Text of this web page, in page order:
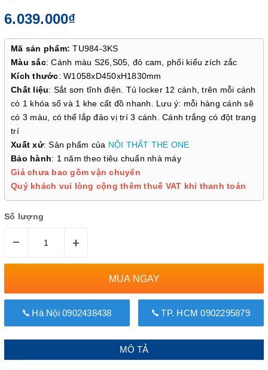
6.039.000₫
Mã sản phẩm:TU984-3KS
Màu sắc: Cánh màu S26,S05, đỏ cam, phối kiểu zích zắc
Kích thước: W1058xD450xH1830mm
Chất liệu: Sắt sơn tĩnh điện. Tủ locker 12 cánh, trên mỗi cánh
có 1 khóa số và 1 khe cất đồ nhanh. Lưu ý: mỗi hàng cánh sẽ
có 3 màu, có thể lắp đảo vị trí 3 cánh. Cánh trắng có đột trang
trí
Xuất xứ: Sản phẩm của NỘI THẤT THE ONE
Bảo hành: 1 năm theo tiêu chuẩn nhà máy
Giá chưa bao gồm vận chuyển
Quý khách vui lòng cộng thêm thuế VAT khi thanh toán
Số lượng
– +
MUA NGAY
Hà Nội 0902438438 TP. HCM 0902295879
MÔ TẢ